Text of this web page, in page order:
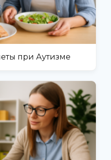
при Аутизме